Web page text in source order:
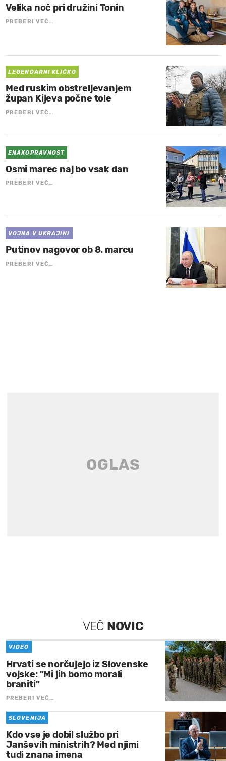
Velika noč pri družini Tonin
PREBERI VEČ…
LEGENDARNI KLIČKO
Med ruskim obstreljevanjem
župan Kijeva počne tole
PREBERI VEČ…
ENAKOPRAVNOST
Osmi marec naj bo vsak dan
PREBERI VEČ…
VOJNA V UKRAJINI
Putinov nagovor ob 8. marcu
PREBERI VEČ…
VEČ NOVIC
VIDEO
Hrvati se norčujejo iz Slovenske
vojske: "Mi jih bomo morali
braniti"
PREBERI VEČ…
SLOVENIJA
Kdo vse je dobil službo pri
Janševih ministrih? Med njimi
tudi znana imena